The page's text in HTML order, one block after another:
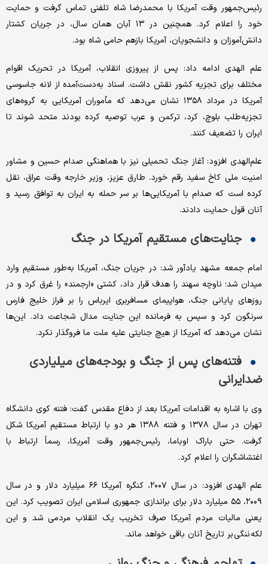
رئیس‌جمهور وقت آمریکا با محمدرضا شاه تلفنی تماس گرفت و حمایت
خود را اعلام کرد. همچنین در ۱۳ آبان همان سال، در جریان کشتار
دانش‌آموزان و دانشجویان، آمریکا بازهم حامی شاه بود.
علم الهدی ادامه داد: پس از پیروزی انقلاب، آمریکا در تحریک اقوام
مختلف برای تجزیه کشور نقش داشت. اسناد به‌دست‌آمده از لانه جاسوسی
آمریکا در مرداد ۱۳۵۸ نشان می‌دهد که مأموران آمریکایی به گروه‌های
تجزیه‌طلب بلوچ، کرد، ترکمن و عرب توصیه کرده بودند متحد شوند تا
ایران را تضعیف کنند.
علم‌الهدی افزود: آغاز جنگ تحمیلی نیز با هماهنگی صدام حسین و مشاور
امنیت ملی کاخ سفید رقم خورد. طارق عزیز، وزیر خارجه وقت عراق، نقل
کرده است که صدام با آمریکایی‌ها بر سر حمله به ایران به توافق رسید و
آنان قول حمایت دادند.
جنایت‌های مستقیم آمریکا در جنگ
امام جمعه مشهد یادآور شد: در جریان جنگ، آمریکا به‌طور مستقیم وارد
میدان شد؛ ناوچه سهند را هدف قرار داد، کشتی «ارجمند» را غرق کرد و در
روزهای پایانی جنگ، هواپیمای مسافربری ایرباس را بر فراز خلیج فارس
سرنگون کرد و سپس به فرمانده این جنایت مدال شجاعت داد. این‌ها
نشان می‌دهد که آمریکا از هیچ جنایتی علیه ملت ما فروگذار نکرد.
فتنه‌های پس از جنگ و بودجه‌های میلیاردی
ضدایرانی
وی با اشاره به اقدامات آمریکا بعد از دفاع مقدس گفت: فتنه کوی دانشگاه
تهران در سال ۱۳۷۸ و فتنه ۱۳۸۸ هر دو با ارتباط مستقیم آمریکا شکل
گرفت. حتی باراک اوباما، رئیس‌جمهور وقت آمریکا، رسماً ارتباط با
اغتشاشگران را اعلام کرد.
علم الهدی افزود: در سال ۲۰۰۷، کنگره آمریکا ۶۶ میلیارد دلار و در سال
۲۰۰۹، ۵۵ میلیارد دلار برای براندازی جمهوری اسلامی ایران تصویب کرد. این
یعنی مالیات مردم آمریکا صرف تخریب یک انقلاب مردمی شد و این
لکه ننگی بر تاریخ آنان باقی خواهد ماند.